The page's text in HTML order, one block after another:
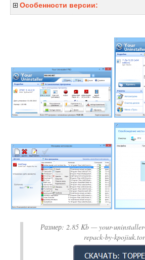
Особенности версии:
Размер: 2.85 Kb— your-
repack-by-